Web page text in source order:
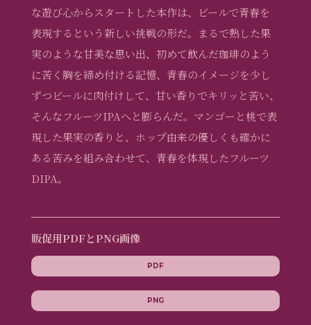
な遊び心からスタートした本作は、ビールで青春を
表現するという新しい挑戦の形だ。まるで熟した果
実のような甘美な思い出、初めて飲んだ珈琲のよう
に苦く胸を締め付ける記憶、青春のイメージを少し
ずつビールに肉付けして、甘い香りでキリッと苦い、
そんなフルーツIPAへと膨らんだ。マンゴーと桃で表
現した果実の香りと、ホップ由来の優しくも確かに
ある苦みを組み合わせて、青春を体現したフルーツ
DIPA。
販促用PDFとPNG画像
PDF
PNG